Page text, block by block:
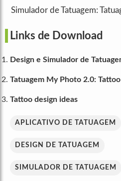
Simulador de Tatuagem:
Links de Download
Design e Simulador de
Tatuagem My Photo 2.0: Tattoo
Tattoo design ideas
APLICATIVO DE TATUAGEM
DESIGN DE TATUAGEM
SIMULADOR DE TATUAGEM